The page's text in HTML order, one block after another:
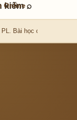
Online
kiếm⌕
PL. Bài học cuộc sống